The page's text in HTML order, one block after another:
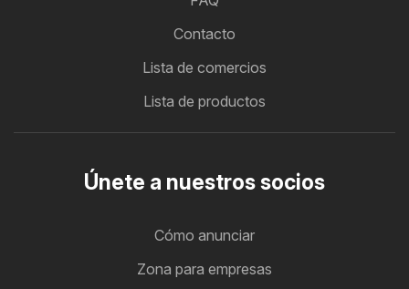
Contacto
Lista de comercios
Lista de productos
Únete a nuestros socios
Cómo anunciar
Zona para empresas